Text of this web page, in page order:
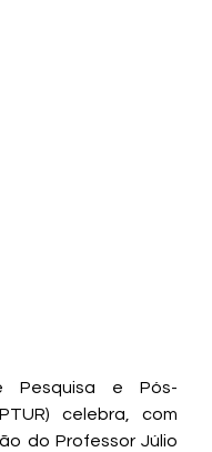
Pesquisa e Pós-
celebra, com
do Professor Júlio